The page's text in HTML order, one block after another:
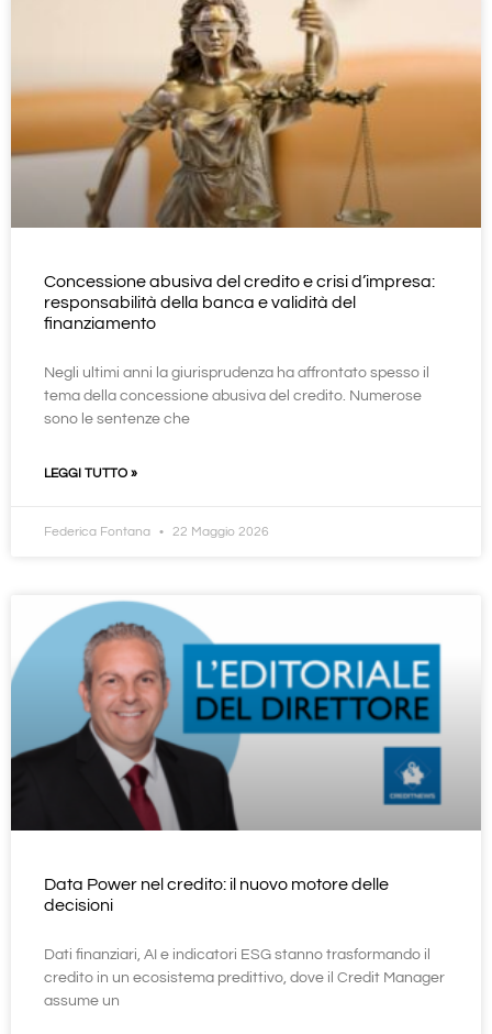
Concessione abusiva del credito e crisi d’impresa:
responsabilità della banca e validità del
finanziamento
Negli ultimi anni la giurisprudenza ha affrontato spesso il
tema della concessione abusiva del credito. Numerose
sono le sentenze che
LEGGI TUTTO »
Federica Fontana 22 Maggio 2026
Data Power nel credito: il nuovo motore delle
decisioni
Dati finanziari, AI e indicatori ESG stanno trasformando il
credito in un ecosistema predittivo, dove il Credit Manager
assume un